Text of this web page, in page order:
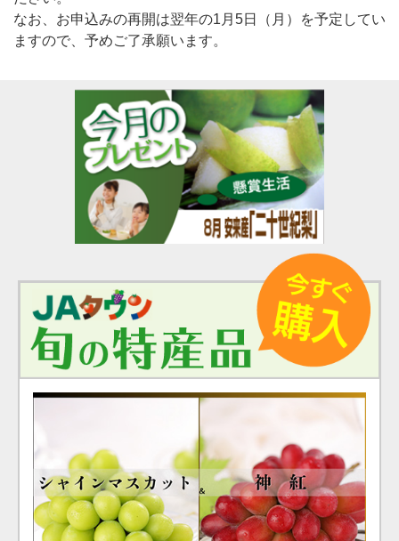
なお、お申込みの再開は翌年の1月5日（月）を予定してい
ますので、予めご了承願います。